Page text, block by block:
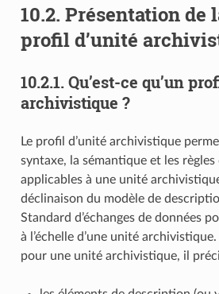
10.2. Présentation de
profil d’unité
10.2.1. Qu’est-ce qu’un
archivistique ?
Le profil d’unité archivistique
syntaxe, la sémantique et les règles
applicables à une unité
déclinaison du modèle de
Standard d’échanges de données
à l’échelle d’une unité
pour une unité archivistique, il